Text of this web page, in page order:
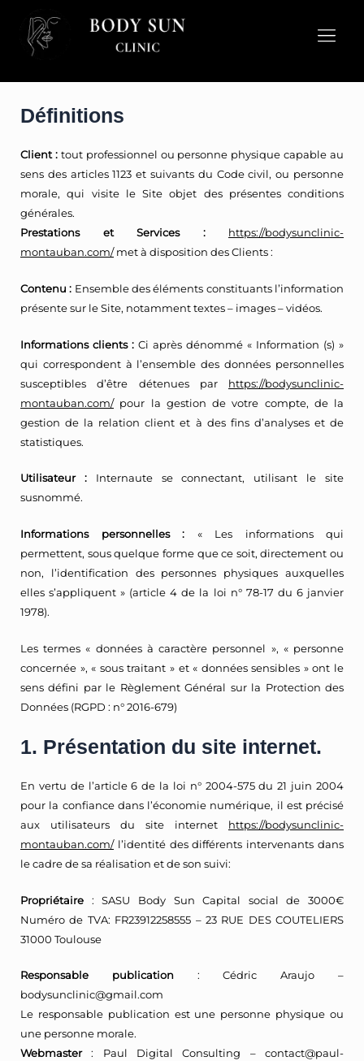
contenu
MENTIONS LÉGALES
Définitions
Client :tout professionnel ou personne physique capable au
sens des articles 1123 et suivants du Code civil, ou personne
morale, qui visite le Site objet des présentes conditions
générales.
Prestations et Services :
https://bodysunclinic-
montauban.com/met à disposition des Clients :
Contenu : Ensemble des éléments constituants l’information
présente sur le Site, notamment textes – images – vidéos.
Informations clients : Ci après dénommé « Information (s) »
qui correspondent à l’ensemble des données personnelles
susceptibles d’être détenues par https://bodysunclinic-
montauban.com/pour la gestion de votre compte, de la
gestion de la relation client et à des fins d’analyses et de
statistiques.
Utilisateur :Internaute se connectant, utilisant le site
susnommé.
Informations personnelles : « Les informations qui
permettent, sous quelque forme que ce soit, directement ou
non, l’identification des personnes physiques auxquelles
elles s’appliquent » (article 4 de la loi n° 78-17 du 6 janvier
1978).
Les termes « données à caractère personnel », « personne
concernée », « sous traitant » et « données sensibles » ont le
sens défini par le Règlement Général sur la Protection des
Données (RGPD : n° 2016-679)
1. Présentation du site internet.
En vertu de l’article 6 de la loi n° 2004-575 du 21 juin 2004
pour la confiance dans l’économie numérique, il est précisé
aux utilisateurs du site internet https://bodysunclinic-
montauban.com/l’identité des différents intervenants dans
le cadre de sa réalisation et de son suivi:
Propriétaire : SASU Body Sun Capital social de 3000€
Numéro de TVA: FR23912258555 – 23 RUE DES COUTELIERS
31000 Toulouse
Responsable publication: Cédric Araujo –
bodysunclinic@gmail.com
Le responsable publication est une personne physique ou
une personne morale.
Webmaster: Paul Digital Consulting – contact@paul-